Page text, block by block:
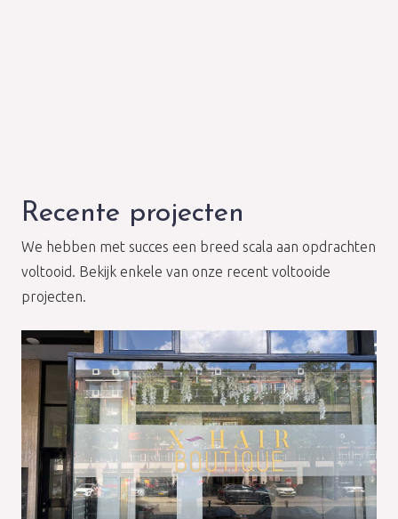
Recente projecten
We hebben met succes een breed scala aan opdrachten
voltooid. Bekijk enkele van onze recent voltooide
projecten.